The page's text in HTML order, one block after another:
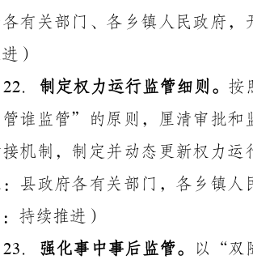
有关部门、各乡镇人民政府
）
． 制定权力运行监管细则。 按
谁监管”的原则，厘清审批和
接机制，制定并动态更新权力
：县政府各有关部门，各乡镇
持续推进）
． 强化事中事后监管。 以
“双